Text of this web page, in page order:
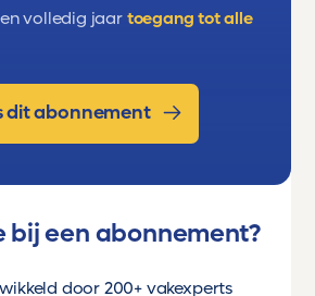
volledig jaar toegang tot alle
dit abonnement
bij een abonnement?
door 200+ vakexperts